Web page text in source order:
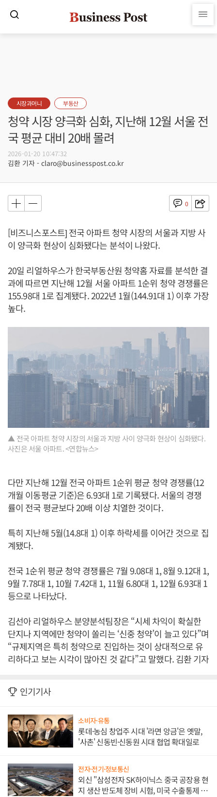
시장과머니 부동산
청약 시장 양극화 심화, 지난해 12월 서울 전
국 평균 대비 20배 몰려
2026-01-20 10:47:32
김환 기자 - claro@businesspost.co.kr
0
[비즈니스포스트] 전국 아파트 청약 시장의 서울과 지방 사
이 양극화 현상이 심화됐다는 분석이 나왔다.
20일 리얼하우스가 한국부동산원 청약홈 자료를 분석한 결
과에 따르면 지난해 12월 서울 아파트 1순위 청약 경쟁률은
155.98대 1로 집계됐다. 2022년 1월(144.91대 1) 이후 가장
높다.
▲ 전국 아파트 청약 시장의 서울과 지방 사이 양극화 현상이 심화됐다.
사진은 서울 아파트. <연합뉴스>
다만 지난해 12월 전국 아파트 1순위 평균 청약 경쟁률(12
개월 이동평균 기준)은 6.93대 1로 기록됐다. 서울의 경쟁
률이 전국 평균보다 20배 이상 치열한 것이다.
특히 지난해 5월(14.8대 1) 이후 하락세를 이어간 것으로 집
계됐다.
전국 1순위 평균 청약 경쟁률은 7월 9.08대 1, 8월 9.12대 1,
9월 7.78대 1, 10월 7.42대 1, 11월 6.80대 1, 12월 6.93대 1
등으로 나타났다.
김선아 리얼하우스 분양분석팀장은 “시세 차익이 확실한
단지나 지역에만 청약이 쏠리는 ‘신중 청약’이 늘고 있다”며
“규제지역은 특히 청약으로 진입하는 것이 상대적으로 유
리하다고 보는 시각이 많아진 것 같다”고 말했다. 김환 기자
인기기사
소비자·유통
롯데·농심 창업주 시대 '라면 앙금'은 옛말,
'사촌' 신동빈·신동원 시대 협업 확대일로
전자·전기·정보통신
외신 "삼성전자 SK하이닉스 중국 공장용 현
지 생산 반도체 장비 시험, 미국 수출통제 대